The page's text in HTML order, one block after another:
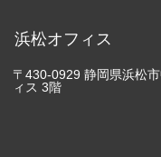
浜松オフィス
〒430-0929 静岡県浜松
ィス 3階